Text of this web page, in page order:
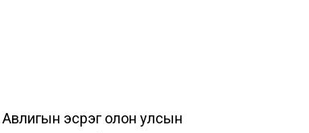
Авлигын эсрэг олон улсын